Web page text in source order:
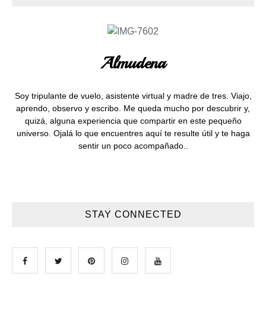
Almudena
Soy tripulante de vuelo, asistente virtual y madre de tres. Viajo,
aprendo, observo y escribo. Me queda mucho por descubrir y,
quizá, alguna experiencia que compartir en este pequeño
universo. Ojalá lo que encuentres aquí te resulte útil y te haga
sentir un poco acompañado..
STAY CONNECTED